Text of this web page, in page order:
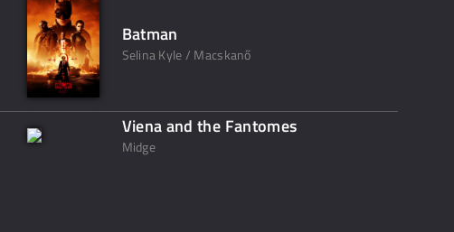
Batman
Selina Kyle / Macskanő
Viena and the Fantomes
Midge